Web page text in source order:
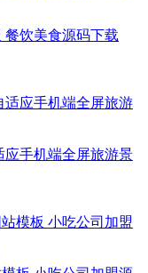
餐饮美食源码下载
应手机端全屏旅游景